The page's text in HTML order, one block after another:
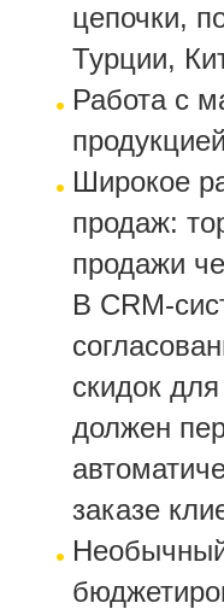
цепочки,
Турции,
Работа с
продукцией
Широкое
продаж:
продажи
В CRM-
скидок
должен
заказе